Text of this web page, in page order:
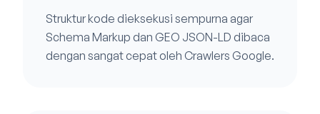
Struktur kode dieksekusi sempurna agar
Schema Markup dan GEO JSON-LD dibaca
dengan sangat cepat oleh Crawlers Google.